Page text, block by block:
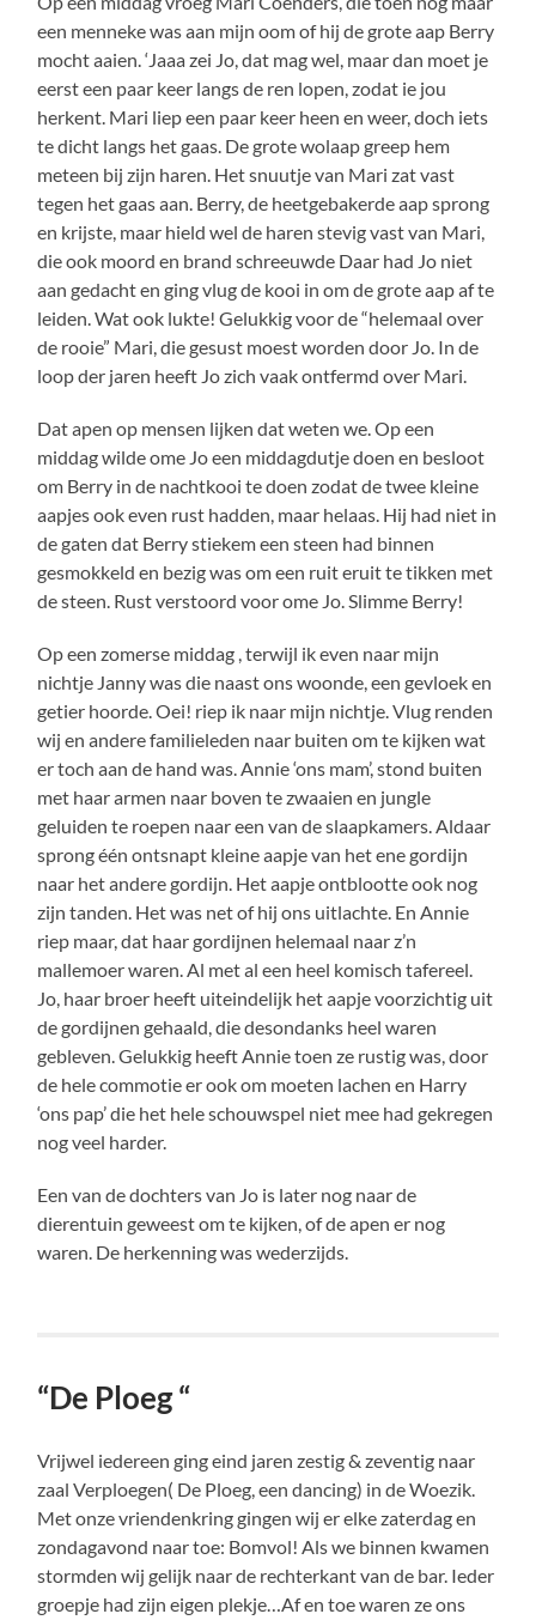
een menneke was aan mijn oom of hij de grote aap Berry
mocht aaien. ‘Jaaa zei Jo, dat mag wel, maar dan moet je
eerst een paar keer langs de ren lopen, zodat ie jou
herkent. Mari liep een paar keer heen en weer, doch iets
te dicht langs het gaas. De grote wolaap greep hem
meteen bij zijn haren. Het snuutje van Mari zat vast
tegen het gaas aan. Berry, de heetgebakerde aap sprong
en krijste, maar hield wel de haren stevig vast van Mari,
die ook moord en brand schreeuwde Daar had Jo niet
aan gedacht en ging vlug de kooi in om de grote aap af te
leiden. Wat ook lukte! Gelukkig voor de “helemaal over
de rooie” Mari, die gesust moest worden door Jo. In de
loop der jaren heeft Jo zich vaak ontfermd over Mari.
Dat apen op mensen lijken dat weten we. Op een
middag wilde ome Jo een middagdutje doen en besloot
om Berry in de nachtkooi te doen zodat de twee kleine
aapjes ook even rust hadden, maar helaas. Hij had niet in
de gaten dat Berry stiekem een steen had binnen
gesmokkeld en bezig was om een ruit eruit te tikken met
de steen. Rust verstoord voor ome Jo. Slimme Berry!
Op een zomerse middag , terwijl ik even naar mijn
nichtje Janny was die naast ons woonde, een gevloek en
getier hoorde. Oei! riep ik naar mijn nichtje. Vlug renden
wij en andere familieleden naar buiten om te kijken wat
er toch aan de hand was. Annie ‘ons mam’, stond buiten
met haar armen naar boven te zwaaien en jungle
geluiden te roepen naar een van de slaapkamers. Aldaar
sprong één ontsnapt kleine aapje van het ene gordijn
naar het andere gordijn. Het aapje ontblootte ook nog
zijn tanden. Het was net of hij ons uitlachte. En Annie
riep maar, dat haar gordijnen helemaal naar z’n
mallemoer waren. Al met al een heel komisch tafereel.
Jo, haar broer heeft uiteindelijk het aapje voorzichtig uit
de gordijnen gehaald, die desondanks heel waren
gebleven. Gelukkig heeft Annie toen ze rustig was, door
de hele commotie er ook om moeten lachen en Harry
‘ons pap’ die het hele schouwspel niet mee had gekregen
nog veel harder.
Een van de dochters van Jo is later nog naar de
dierentuin geweest om te kijken, of de apen er nog
waren. De herkenning was wederzijds.
“De Ploeg “
Vrijwel iedereen ging eind jaren zestig & zeventig naar
zaal Verploegen( De Ploeg, een dancing) in de Woezik.
Met onze vriendenkring gingen wij er elke zaterdag en
zondagavond naar toe: Bomvol! Als we binnen kwamen
stormden wij gelijk naar de rechterkant van de bar. Ieder
groepje had zijn eigen plekje…Af en toe waren ze ons